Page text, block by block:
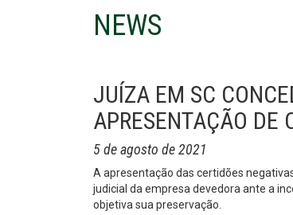
NEWS
JUÍZA EM SC
APRESENTAÇÃO DE
5 de agosto de 2021
A apresentação das certidões
judicial da empresa devedora ante a
objetiva sua preservação.